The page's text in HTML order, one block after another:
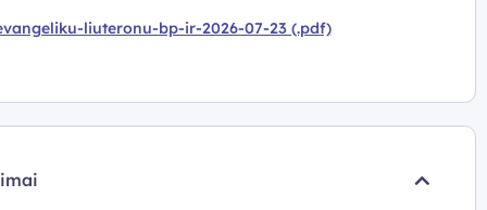
liuteronu-bp-ir-2026-07-23 (.pdf)